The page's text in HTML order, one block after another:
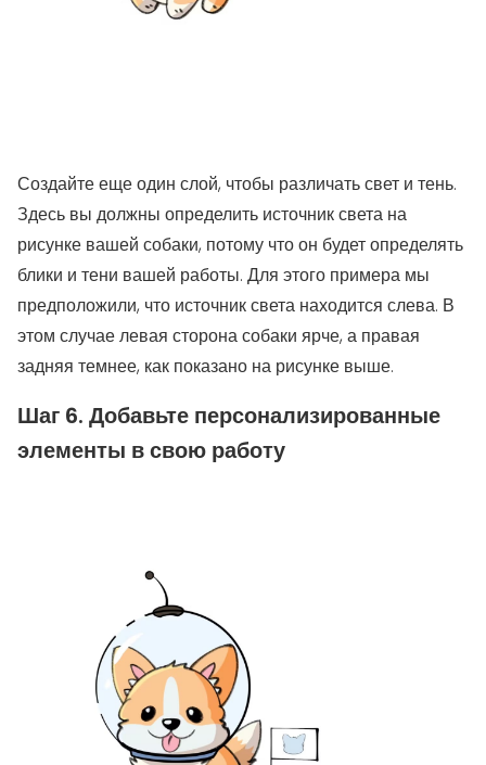
Создайте еще один слой, чтобы различать свет и тень.
Здесь вы должны определить источник света на
рисунке вашей собаки, потому что он будет определять
блики и тени вашей работы. Для этого примера мы
предположили, что источник света находится слева. В
этом случае левая сторона собаки ярче, а правая
задняя темнее, как показано на рисунке выше.
Шаг 6. Добавьте персонализированные
элементы в свою работу